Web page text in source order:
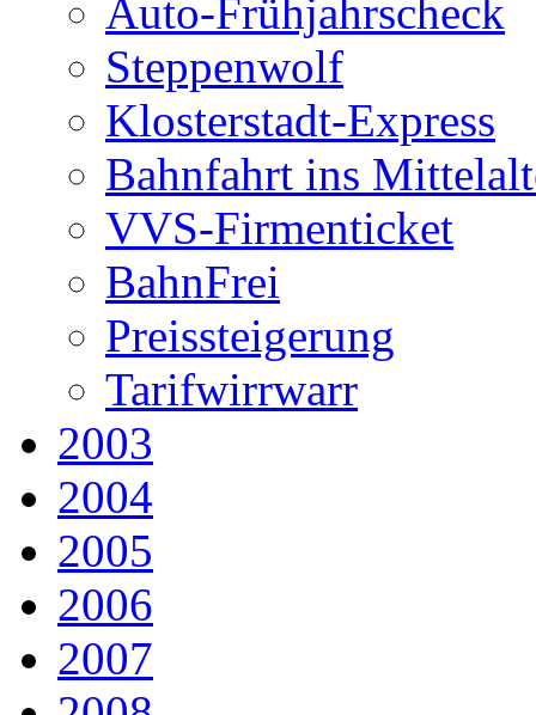
Auto-Frühjahrscheck
Steppenwolf
Klosterstadt-Express
Bahnfahrt ins
VVS-Firmenticket
BahnFrei
Preissteigerung
Tarifwirrwarr
2003
2004
2005
2006
2007